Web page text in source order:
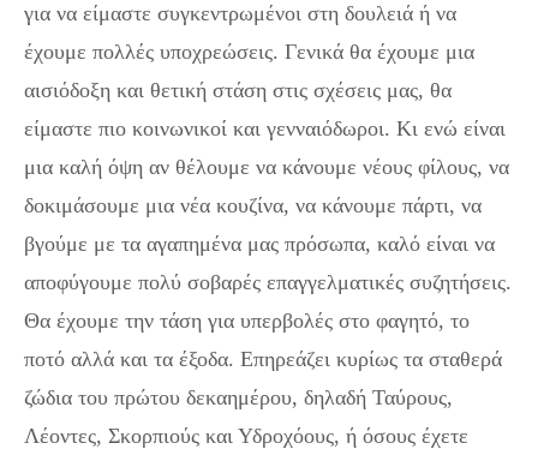
για να είμαστε συγκεντρωμένοι στη δουλειά ή να
έχουμε πολλές υποχρεώσεις. Γενικά θα έχουμε μια
αισιόδοξη και θετική στάση στις σχέσεις μας, θα
είμαστε πιο κοινωνικοί και γενναιόδωροι. Κι ενώ είναι
μια καλή όψη αν θέλουμε να κάνουμε νέους φίλους, να
δοκιμάσουμε μια νέα κουζίνα, να κάνουμε πάρτι, να
βγούμε με τα αγαπημένα μας πρόσωπα, καλό είναι να
αποφύγουμε πολύ σοβαρές επαγγελματικές συζητήσεις.
Θα έχουμε την τάση για υπερβολές στο φαγητό, το
ποτό αλλά και τα έξοδα. Επηρεάζει κυρίως τα σταθερά
ζώδια του πρώτου δεκαημέρου, δηλαδή Ταύρους,
Λέοντες, Σκορπιούς και Υδροχόους, ή όσους έχετε